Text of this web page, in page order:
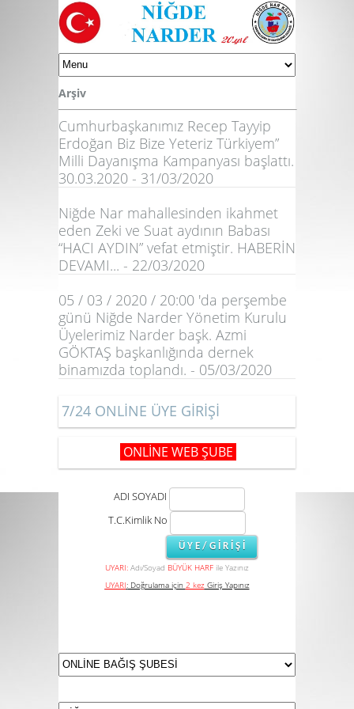
Arşiv
Cumhurbaşkanımız Recep Tayyip
Erdoğan Biz Bize Yeteriz Türkiyem”
Milli Dayanışma Kampanyası başlattı.
30.03.2020 - 31/03/2020
Niğde Nar mahallesinden ikahmet
eden Zeki ve Suat aydının Babası
“HACI AYDIN” vefat etmiştir. HABERİN
DEVAMI... - 22/03/2020
05 / 03 / 2020 / 20:00 'da perşembe
günü Niğde Narder Yönetim Kurulu
Üyelerimiz Narder başk. Azmi
GÖKTAŞ başkanlığında dernek
binamızda toplandı. - 05/03/2020
7/24 ONLİNE ÜYE GİRİŞİ
ONLİNE WEB ŞUBE
ADI SOYADI
T.C.Kimlik No
UYARI: Adı/Soyad BÜYÜK HARF ile Yazınız
UYARI:Doğrulama için 2 kez Giriş Yapınız